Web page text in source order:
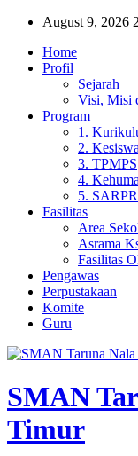
Skip
content
August 9, 2026
Home
Profil
Sejarah
Visi, Misi
Program
1.
2.
3. TPMPS
4.
5.
Fasilitas
Area
Asrama
Fasilitas
Pengawas
Perpustakaan
Komite
Guru
SMAN
Timur